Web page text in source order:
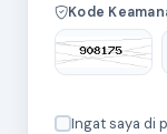
Kode
Ingat saya di